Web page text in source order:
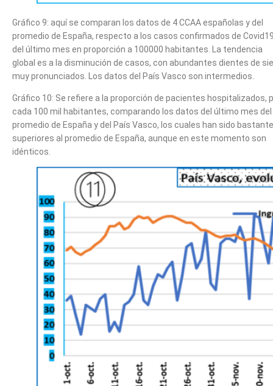
Gráfico 9: aquí se comparan los datos de 4 CCAA españolas y del
promedio de España, respecto a los casos confirmados de
del último mes en proporción a 100000 habitantes. La tendencia
global es a la disminución de casos, con abundantes dientes de
muy pronunciados. Los datos del País Vasco son intermedios.
Gráfico 10: Se refiere a la proporción de pacientes hospitalizados,
cada 100 mil habitantes, comparando los datos del último mes del
promedio de España y del País Vasco, los cuales han sido bastante
superiores al promedio de España, aunque en este momento son
idénticos.